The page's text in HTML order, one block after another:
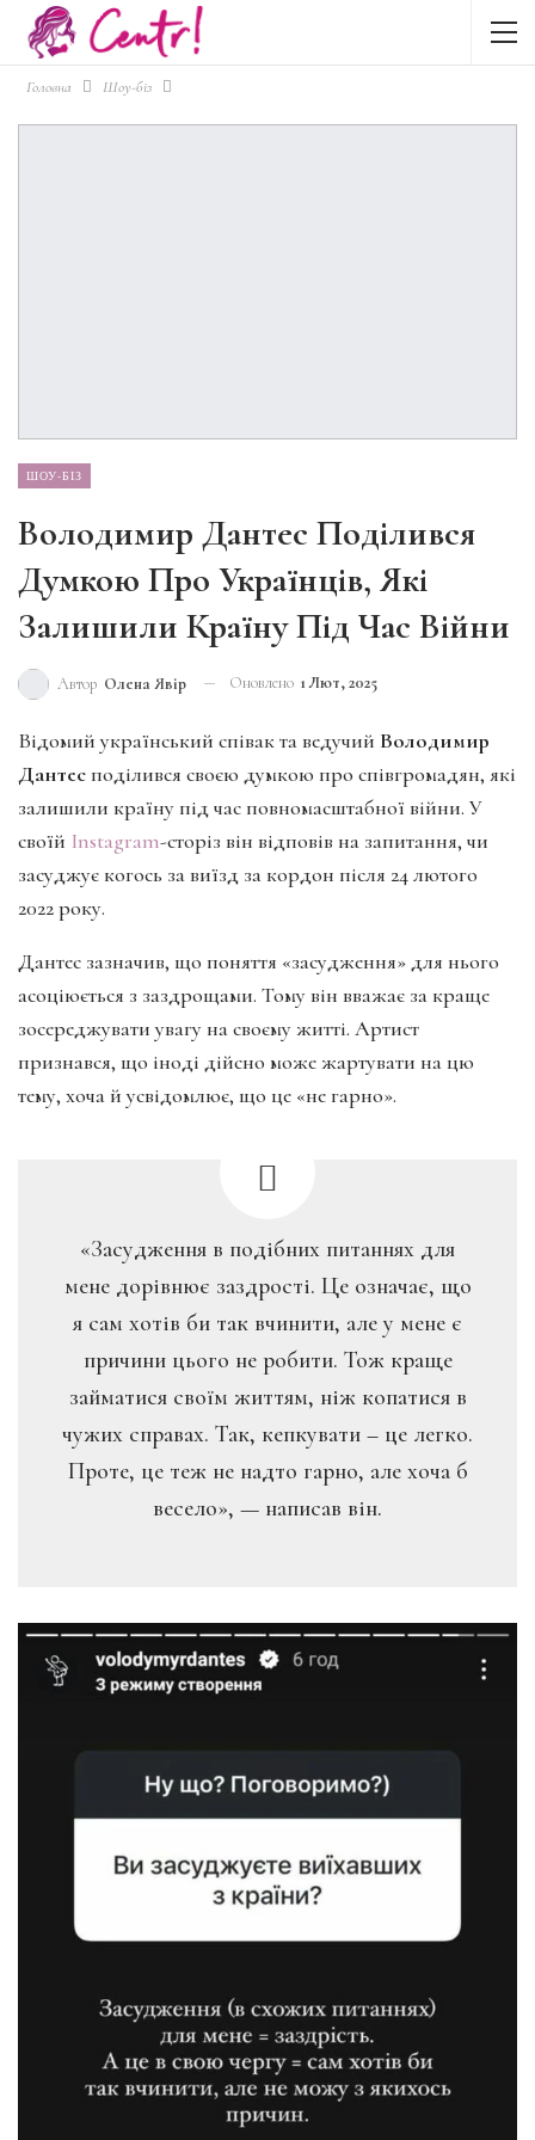
Головна Шоу-біз
ШОУ-БІЗ
Володимир Дантес Поділився
Думкою Про Українців, Які
Залишили Країну Під Час Війни
Автор Олена Явір Оновлено 1 Лют, 2025
Відомий український співак та ведучий Володимир
Дантес поділився своєю думкою про співгромадян, які
залишили країну під час повномасштабної війни. У
своїй Instagram-сторіз він відповів на запитання, чи
засуджує когось за виїзд за кордон після 24 лютого
2022 року.
Дантес зазначив, що поняття «засудження» для нього
асоціюється з заздрощами. Тому він вважає за краще
зосереджувати увагу на своєму житті. Артист
признався, що іноді дійсно може жартувати на цю
тему, хоча й усвідомлює, що це «не гарно».
«Засудження в подібних питаннях для
мене дорівнює заздрості. Це означає, що
я сам хотів би так вчинити, але у мене є
причини цього не робити. Тож краще
займатися своїм життям, ніж копатися в
чужих справах. Так, кепкувати – це легко.
Проте, це теж не надто гарно, але хоча б
весело», — написав він.